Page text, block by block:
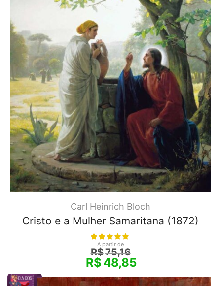
Carl Heinrich Bloch
Cristo e a Mulher Samaritana (1872)
A partir de
R$75,16
R$48,85